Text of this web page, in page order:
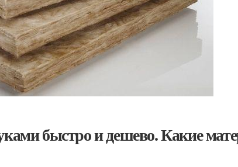
быстро и дешево. Какие